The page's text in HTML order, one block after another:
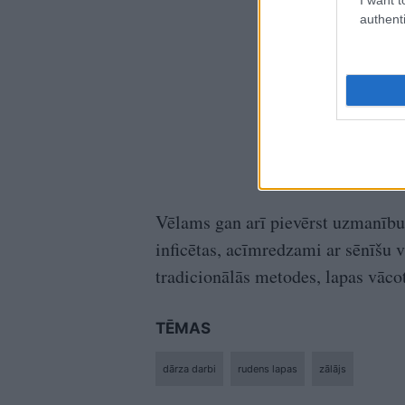
Vēlams gan arī pievērst
inficētas, acīmredzami ar sēnīšu
tradicionālās metodes, lapas
TĒMAS
dārza darbi rudens lapas zālājs